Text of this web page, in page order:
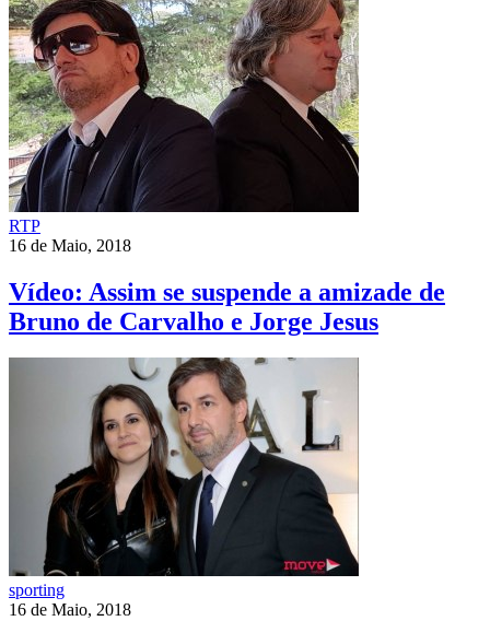
RTP
16 de Maio, 2018
Vídeo: Assim se suspende a amizade de
Bruno de Carvalho e Jorge Jesus
sporting
16 de Maio, 2018